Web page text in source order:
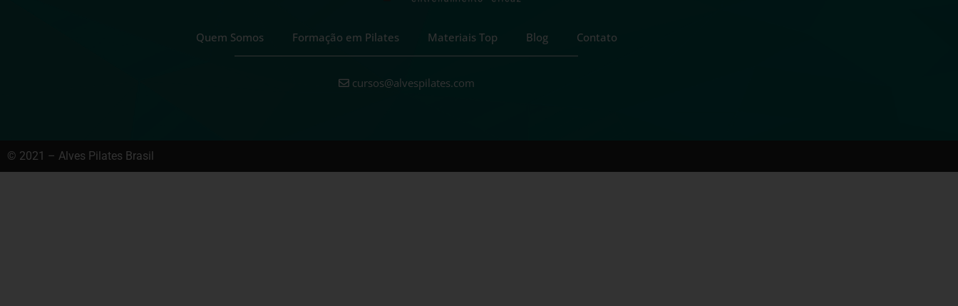
Quem Somos Formação em Pilates Materiais Top Blog Contato
cursos@alvespilates.com
© 2021 – Alves Pilates Brasil